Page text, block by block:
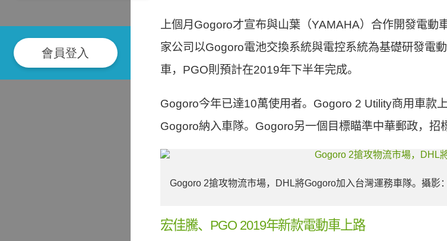
會員登入
上個月Gogoro才宣布與山葉（YAMAHA）合作開發電
家公司以Gogoro電池交換系統與電控系統為基礎研發電
車，PGO則預計在2019年下半年完成。
Gogoro今年已達10萬使用者。Gogoro 2 Utility商用車款
Gogoro納入車隊。Gogoro另一個目標瞄準中華郵政，招
Gogoro 2搶攻物流市場，DHL將Gogoro加入台灣運務車隊。攝影
宏佳騰、PGO 2019年新款電動車上路